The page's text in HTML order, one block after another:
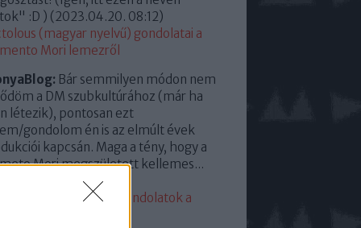
:D ) (2023.04.20. 08:12)
(magyar nyelvű) gondolatai a
Mori lemezről
Bár semmilyen módon nem
a DM szubkultúrához (már ha
létezik), pontosan ezt
gondolom én is az elmúlt évek
kapcsán. Maga a tény, hogy a
Mori megszületett kellemes...
15:35)
eddigi leggyengébb. Gondolatok a